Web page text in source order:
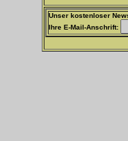
Unser kostenloser
Ihre E-Mail-Anschrift: